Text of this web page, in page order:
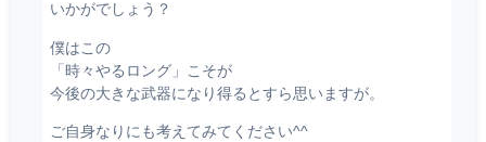
いかがでしょう？
僕はこの
「時々やるロング」こそが
今後の大きな武器になり得るとすら思いますが。
ご自身なりにも考えてみてください^^